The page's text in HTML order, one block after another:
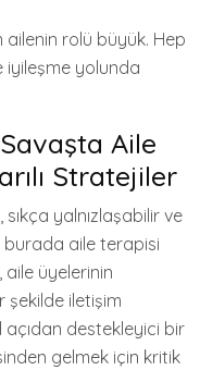
ailenin rolü büyük. Hep
iyileşme yolunda
Aile
Stratejiler
sıkça yalnızlaşabilir ve
aile terapisi
aile üyelerinin
şekilde iletişim
açıdan destekleyici bir
gelmek için kritik